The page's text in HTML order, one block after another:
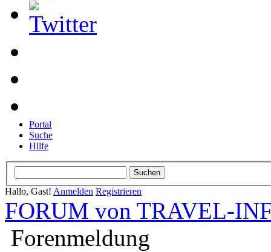
Portal
Suche
Hilfe
Hallo, Gast! Anmelden Registrieren
FORUM von TRAVEL-
Forenmeldung